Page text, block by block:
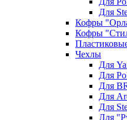
Для
Кофры
Кофры
Чехлы
Для
Для
Для
Для
Для
Для